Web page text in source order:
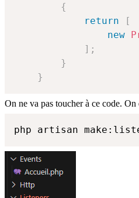
{
return
[
new
] ;
}
}
On ne va pas toucher à ce code. On
php artisan